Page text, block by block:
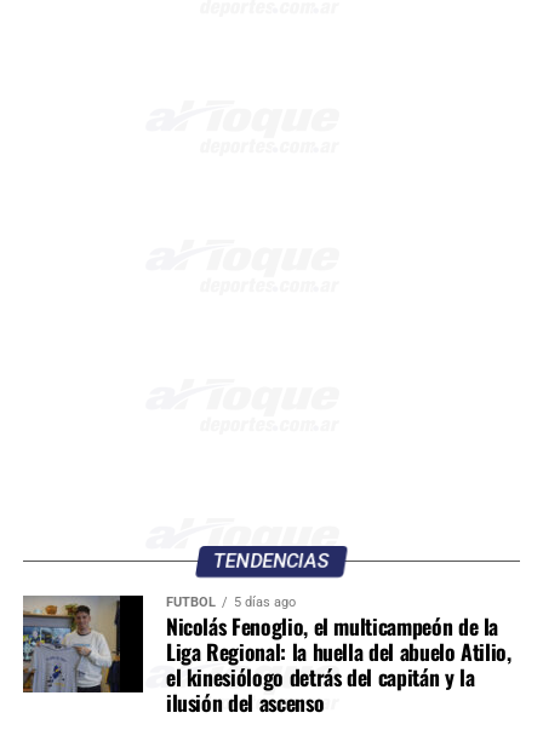
TENDENCIAS
FÚTBOL 5 días ago
Nicolás Fenoglio, el multicampeón de la
Liga Regional: la huella del abuelo Atilio,
el kinesiólogo detrás del capitán y la
ilusión del ascenso